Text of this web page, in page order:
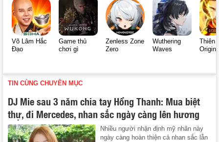
Võ Lâm Hắc
Đạo
Game thủ
chơi gì
Zenless Zone
Zero
Wuthering
Waves
Thiên
Origin
TIN CÙNG CHUYÊN MỤC
DJ Mie sau 3 năm chia tay Hồng Thanh: Mua biệt
thự, đi Mercedes, nhan sắc ngày càng lên hương
Nhiều người nhận định mỹ nhân này
ngày càng hoàn thiện cả nhan sắc lẫn